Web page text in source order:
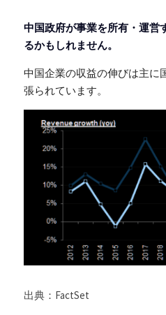
中国政府が事業を所有・運営
るかもしれません。
中国企業の収益の伸びは主に
張られています。
出典：FactSet